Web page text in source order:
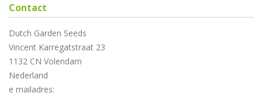
Contact
Dutch Garden Seeds
Vincent Karregatstraat 23
1132 CN Volendam
Nederland
e mailadres: